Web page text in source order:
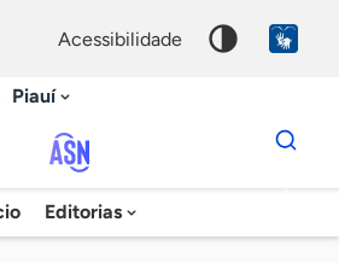
acessibilidade
Piauí
Agência
Sebrae
Editorias
Dados
para
chave